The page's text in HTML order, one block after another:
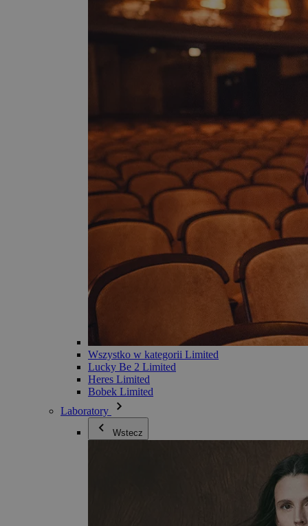
Wszystko w kategorii Limited
Lucky Be 2 Limited
Heres Limited
Bobek Limited
Laboratory
Wstecz